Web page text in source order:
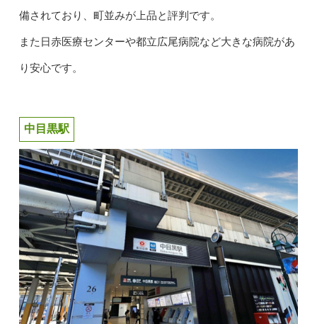
備されており、町並みが上品と評判です。
また日赤医療センターや都立広尾病院など大きな病院があ
り安心です。
中目黒駅